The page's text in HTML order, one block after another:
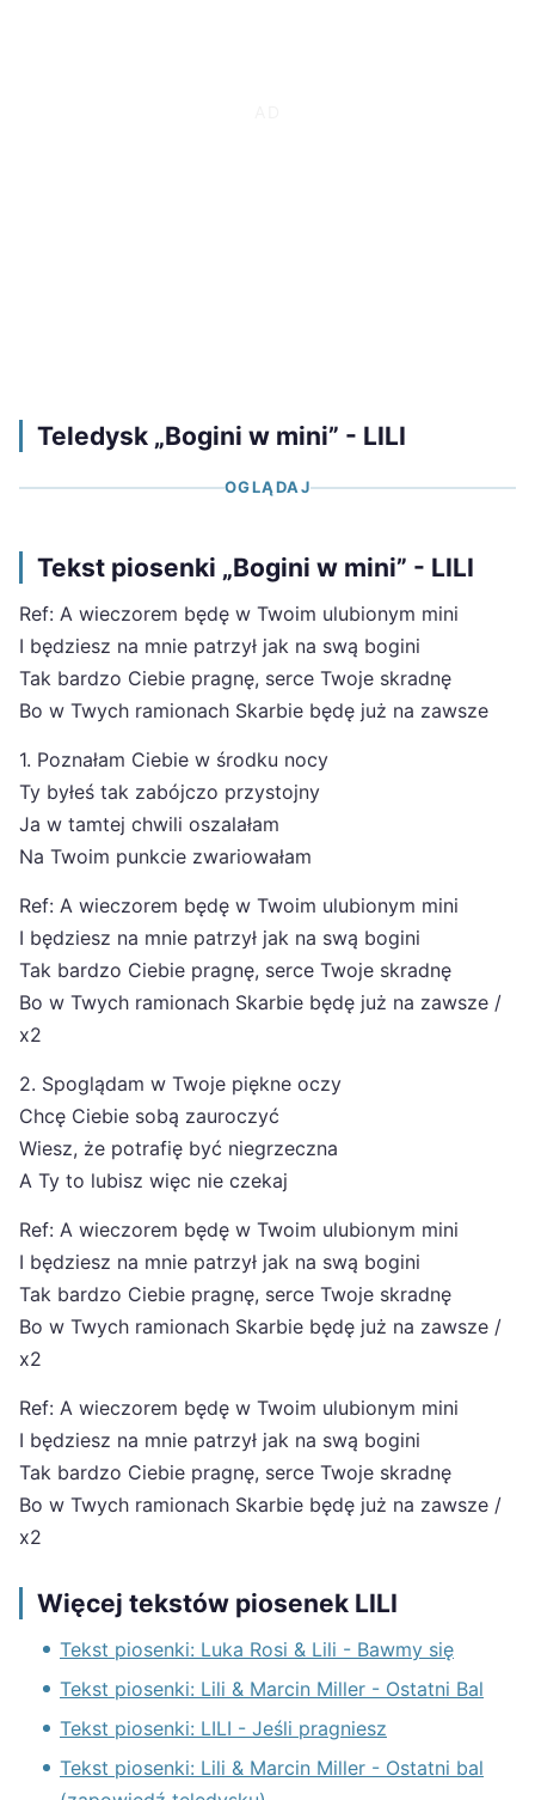
Teledysk „Bogini w mini” - LILI
OGLĄDAJ
Tekst piosenki „Bogini w mini” - LILI
Ref: A wieczorem będę w Twoim ulubionym mini
I będziesz na mnie patrzył jak na swą bogini
Tak bardzo Ciebie pragnę, serce Twoje skradnę
Bo w Twych ramionach Skarbie będę już na zawsze
1. Poznałam Ciebie w środku nocy
Ty byłeś tak zabójczo przystojny
Ja w tamtej chwili oszalałam
Na Twoim punkcie zwariowałam
Ref: A wieczorem będę w Twoim ulubionym mini
I będziesz na mnie patrzył jak na swą bogini
Tak bardzo Ciebie pragnę, serce Twoje skradnę
Bo w Twych ramionach Skarbie będę już na zawsze /
x2
2. Spoglądam w Twoje piękne oczy
Chcę Ciebie sobą zauroczyć
Wiesz, że potrafię być niegrzeczna
A Ty to lubisz więc nie czekaj
Ref: A wieczorem będę w Twoim ulubionym mini
I będziesz na mnie patrzył jak na swą bogini
Tak bardzo Ciebie pragnę, serce Twoje skradnę
Bo w Twych ramionach Skarbie będę już na zawsze /
x2
Ref: A wieczorem będę w Twoim ulubionym mini
I będziesz na mnie patrzył jak na swą bogini
Tak bardzo Ciebie pragnę, serce Twoje skradnę
Bo w Twych ramionach Skarbie będę już na zawsze /
x2
Więcej tekstów piosenek LILI
Tekst piosenki: Luka Rosi & Lili - Bawmy się
Tekst piosenki: Lili & Marcin Miller - Ostatni Bal
Tekst piosenki: LILI - Jeśli pragniesz
Tekst piosenki: Lili & Marcin Miller - Ostatni bal